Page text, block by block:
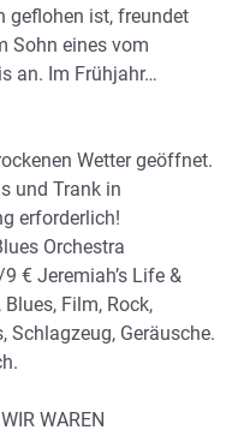
geflohen ist, freundet
Sohn eines vom
an. Im Frühjahr…
Wetter geöffnet.
und Trank in
erforderlich!
Orchestra
€ Jeremiah’s Life &
Film, Rock,
Schlagzeug, Geräusche.
WAREN